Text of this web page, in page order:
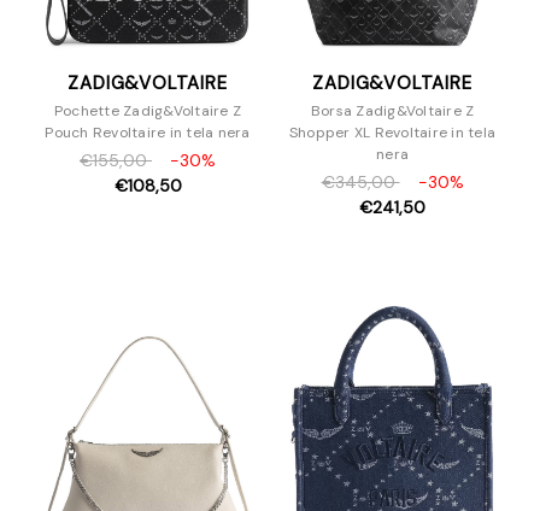
ZADIG&VOLTAIRE
Pochette Zadig&Voltaire Z
Pouch Revoltaire in tela nera
€155,00
-30%
€108,50
ZADIG&VOLTAIRE
Borsa Zadig&Voltaire Z
Shopper XL Revoltaire in tela
nera
€345,00
-30%
€241,50